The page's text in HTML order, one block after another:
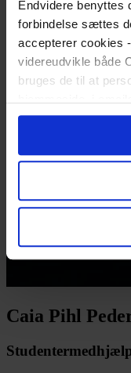
Endvidere benyttes
forbindelse sættes
accepterer cookies
videreudvikle både
bruges de til at
cookie-samtykke,
Caia Pihl